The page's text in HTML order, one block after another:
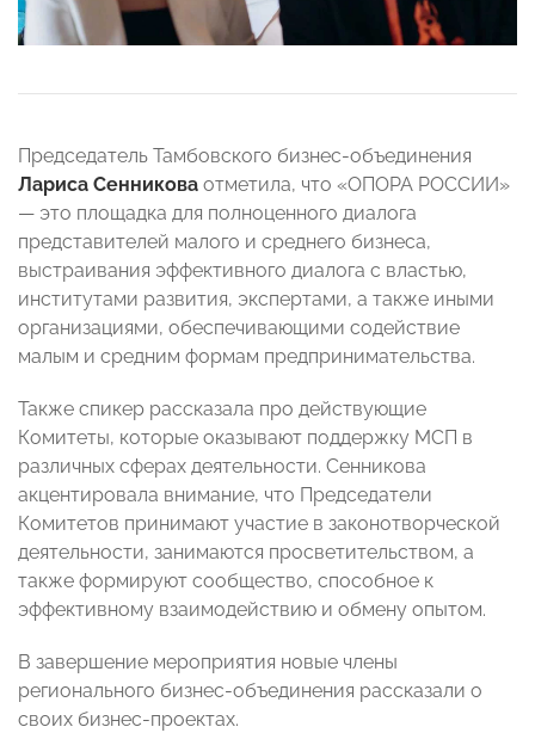
Председатель Тамбовского бизнес-объединения
Лариса Сенникова отметила, что «ОПОРА РОССИИ»
— это площадка для полноценного диалога
представителей малого и среднего бизнеса,
выстраивания эффективного диалога с властью,
институтами развития, экспертами, а также иными
организациями, обеспечивающими содействие
малым и средним формам предпринимательства.
Также спикер рассказала про действующие
Комитеты, которые оказывают поддержку МСП в
различных сферах деятельности. Сенникова
акцентировала внимание, что Председатели
Комитетов принимают участие в законотворческой
деятельности, занимаются просветительством, а
также формируют сообщество, способное к
эффективному взаимодействию и обмену опытом.
В завершение мероприятия новые члены
регионального бизнес-объединения рассказали о
своих бизнес-проектах.